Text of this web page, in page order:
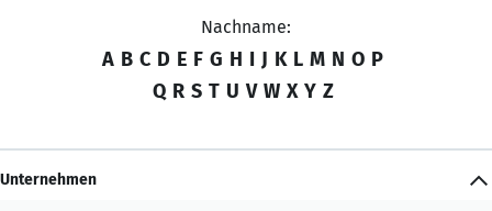
Nachname:
A B C D E F G H I J K L M N O P
Q R S T U V W X Y Z
Unternehmen